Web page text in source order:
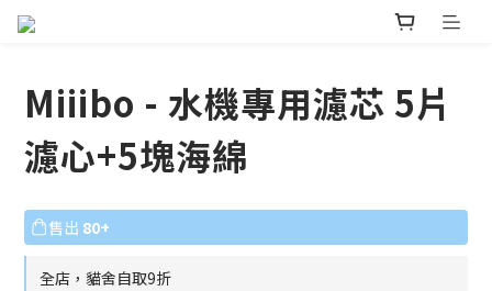
Miiibo - 水機專用濾芯 5片
濾心+5塊海綿
售出 80+
全店，貓舍自取9折